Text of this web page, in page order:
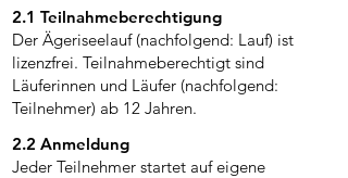
2.1 Teilnahmeberechtigung
Der Ägeriseelauf (nachfolgend: Lauf) ist
lizenzfrei. Teilnahmeberechtigt sind
Läuferinnen und Läufer (nachfolgend:
Teilnehmer) ab 12 Jahren.
2.2 Anmeldung
Jeder Teilnehmer startet auf eigene